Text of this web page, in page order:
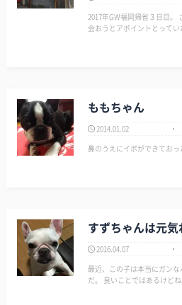
2017年GW福岡帰省３日目。
会おうとアポイントとって
ももちゃん
2014.01.02
鼻のうえにイボができてお
すずちゃんは元気
2016.04.07
最近、この子は本当にガン
だ。 良いことではあるけど